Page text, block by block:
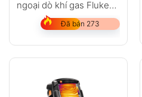
ngoại dò khí gas Fluke
Ti450 SF6
Đã bán 273